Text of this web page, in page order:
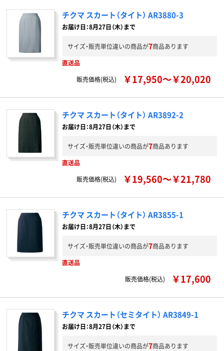
チクマ スカート（タイト） AR3880-3
お届け日：8月27日（木）まで
サイズ・販売単位違いの商品が7商品あります
直送品
販売価格(税込)
￥17,950～￥20,020
チクマ スカート（タイト） AR3892-2
お届け日：8月27日（木）まで
サイズ・販売単位違いの商品が7商品あります
直送品
販売価格(税込)
￥19,560～￥21,780
チクマ スカート（タイト） AR3855-1
お届け日：8月27日（木）まで
サイズ・販売単位違いの商品が7商品あります
直送品
販売価格(税込)
￥17,600
チクマ スカート（セミタイト） AR3849-1
お届け日：8月27日（木）まで
サイズ・販売単位違いの商品が7商品あります